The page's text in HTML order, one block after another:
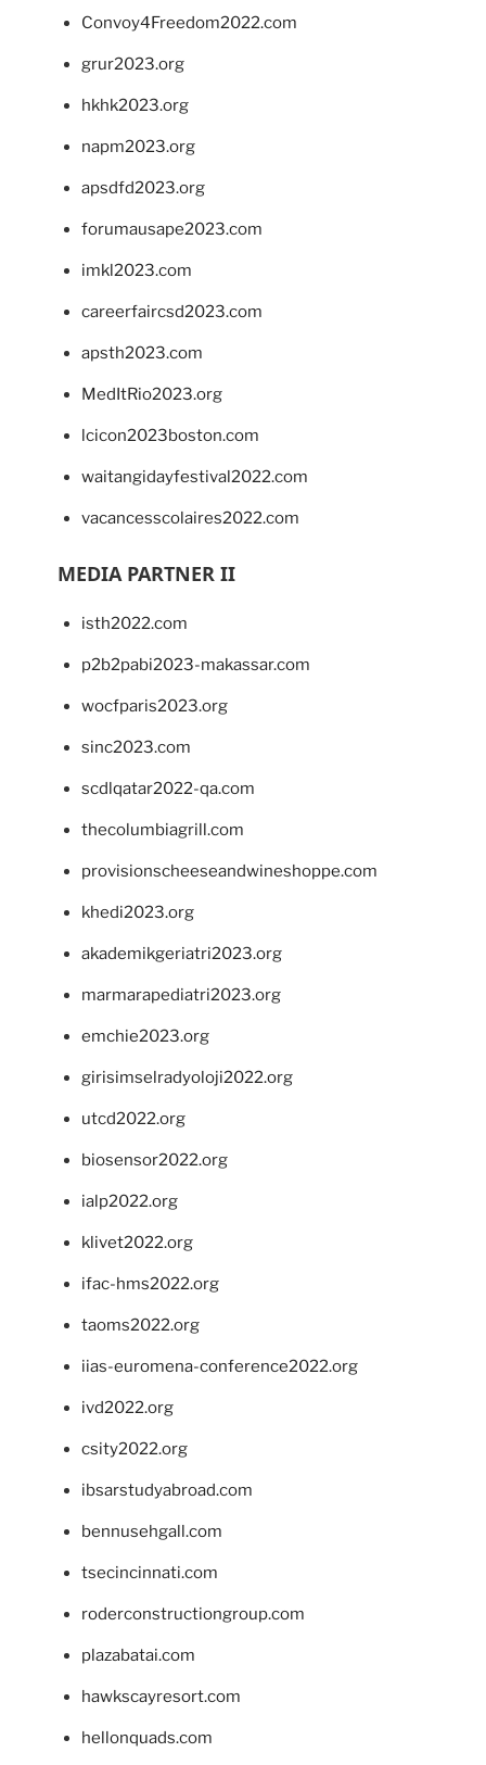
Convoy4Freedom2022.com
grur2023.org
hkhk2023.org
napm2023.org
apsdfd2023.org
forumausape2023.com
imkl2023.com
careerfaircsd2023.com
apsth2023.com
MedItRio2023.org
lcicon2023boston.com
waitangidayfestival2022.com
vacancesscolaires2022.com
MEDIA PARTNER II
isth2022.com
p2b2pabi2023-makassar.com
wocfparis2023.org
sinc2023.com
scdlqatar2022-qa.com
thecolumbiagrill.com
provisionscheeseandwineshoppe.com
khedi2023.org
akademikgeriatri2023.org
marmarapediatri2023.org
emchie2023.org
girisimselradyoloji2022.org
utcd2022.org
biosensor2022.org
ialp2022.org
klivet2022.org
ifac-hms2022.org
taoms2022.org
iias-euromena-conference2022.org
ivd2022.org
csity2022.org
ibsarstudyabroad.com
bennusehgall.com
tsecincinnati.com
roderconstructiongroup.com
plazabatai.com
hawkscayresort.com
hellonquads.com